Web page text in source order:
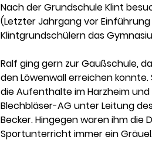
Nach der Grundschule Klint
(Letzter Jahrgang vor
Klintgrundschülern das
Ralf ging gern zur Gaußschule,
den Löwenwall erreichen
die Aufenthalte im Harzheim
Blechbläser-AG unter Leitung
Becker. Hingegen waren ihm die
Sportunterricht immer ein